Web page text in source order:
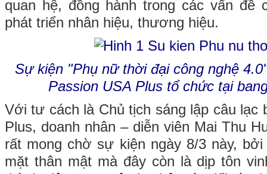
quan hệ, đồng hành trong các vấn đề
phát triển nhân hiệu, thương hiệu.
Sự kiện "Phụ nữ thời đại công nghệ
Passion USA Plus tổ chức tại
Với tư cách là Chủ tịch sáng lập câu lạc
Plus, doanh nhân – diễn viên Mai Thu
rất mong chờ sự kiện ngày 8/3 này,
mặt thân mật mà đây còn là dịp tôn